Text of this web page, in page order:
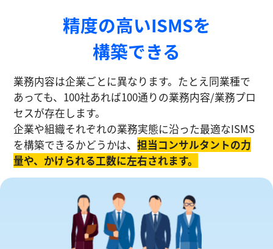
精度の⾼いISMSを
構築できる
業務内容は企業ごとに異なります。たとえ同業種で
あっても、100社あれば100通りの業務内容/業務プロ
セスが存在します。
企業や組織それぞれの業務実態に沿った最適なISMS
を構築できるかどうかは、担当コンサルタントの⼒
量や、かけられる工数に左右されます。